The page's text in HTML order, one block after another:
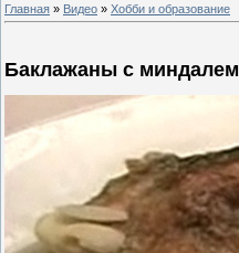
Главная » Видео » Хобби и образование
Баклажаны с миндалем